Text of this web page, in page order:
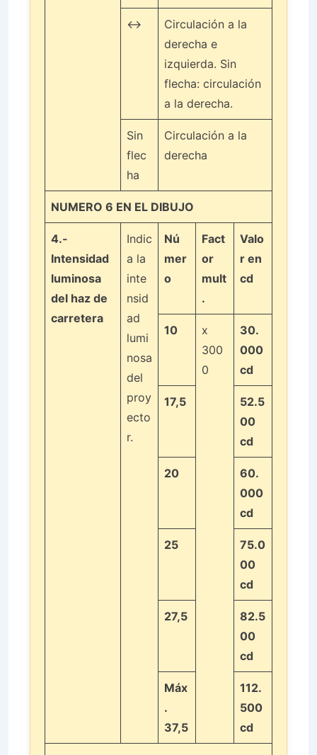
↔
Circulación a la
derecha e
izquierda. Sin
flecha: circulación
a la derecha.
Sin
flec
ha
Circulación a la
derecha
NUMERO 6 EN EL DIBUJO
4.-
Intensidad
luminosa
del haz de
carretera
Indic
a la
inte
nsid
ad
lumi
nosa
del
proy
ecto
r.
Nú
mer
o
Fact
or
mult
.
Valo
r en
cd
10
x
300
0
30.
000
cd
17,5
52.5
00
cd
20
60.
000
cd
25
75.0
00
cd
27,5
82.5
00
cd
Máx
.
37,5
112.
500
cd